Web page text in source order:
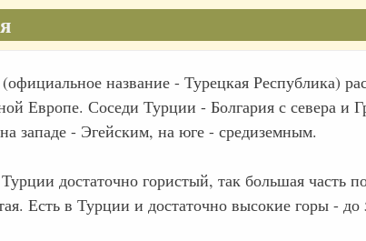
название - Турецкая Республика)
Европе. Соседи Турции - Болгария с севера
западе - Эгейским, на юге - средиземным.
достаточно гористый, так большая часть
Есть в Турции и достаточно высокие горы - до